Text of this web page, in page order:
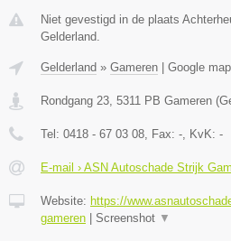
Niet gevestigd in de plaats
Gelderland.
Gelderland » Gameren Google
Rondgang 23, 5311 PB Gameren (
Tel: 0418 - 67 03 08, Fax: -, KvK: -
E-mail › ASN Autoschade Strijk
Website: https://
gameren
Screenshot ▼